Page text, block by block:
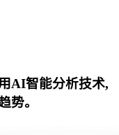
AI智能分析技术,
势。